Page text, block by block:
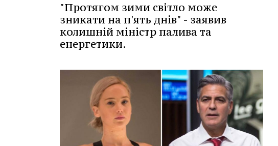
"Протягом зими світло може
зникати на п'ять днів" - заявив
колишній міністр палива та
енергетики.